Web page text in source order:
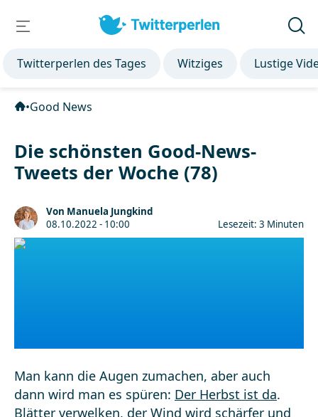
Twitterperlen des Tages Witziges Lustige
•Good News
Die schönsten Good-News-
Tweets der Woche (78)
Von Manuela Jungkind
08.10.2022 - 10:00
Lesezeit: 3 Minuten
Man kann die Augen zumachen, aber auch
dann wird man es spüren: Der Herbst ist da.
Blätter verwelken, der Wind wird schärfer und